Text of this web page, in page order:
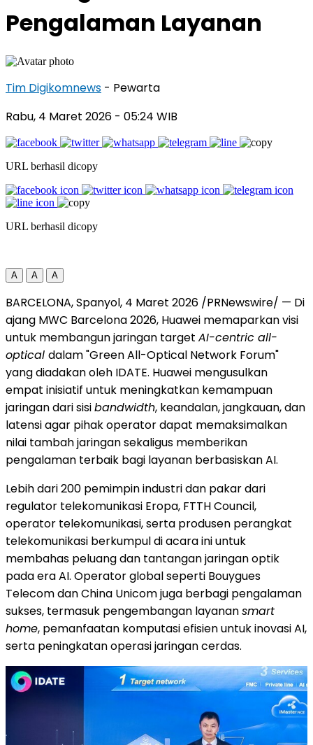
Pengalaman Layanan
Tim Digikomnews - Pewarta
Rabu, 4 Maret 2026 - 05:24 WIB
URL berhasil dicopy
URL berhasil dicopy
A A A
BARCELONA, Spanyol, 4 Maret 2026 /PRNewswire/ — Di
ajang MWC Barcelona 2026, Huawei memaparkan visi
untuk membangun jaringan target AI-centric all-
optical dalam "Green All-Optical Network Forum"
yang diadakan oleh IDATE. Huawei mengusulkan
empat inisiatif untuk meningkatkan kemampuan
jaringan dari sisibandwidth, keandalan, jangkauan, dan
latensi agar pihak operator dapat memaksimalkan
nilai tambah jaringan sekaligus memberikan
pengalaman terbaik bagi layanan berbasiskan AI.
Lebih dari 200 pemimpin industri dan pakar dari
regulator telekomunikasi Eropa, FTTH Council,
operator telekomunikasi, serta produsen perangkat
telekomunikasi berkumpul di acara ini untuk
membahas peluang dan tantangan jaringan optik
pada era AI. Operator global seperti Bouygues
Telecom dan China Unicom juga berbagi pengalaman
sukses, termasuk pengembangan layanansmart
home, pemanfaatan komputasi efisien untuk inovasi AI,
serta peningkatan operasi jaringan cerdas.